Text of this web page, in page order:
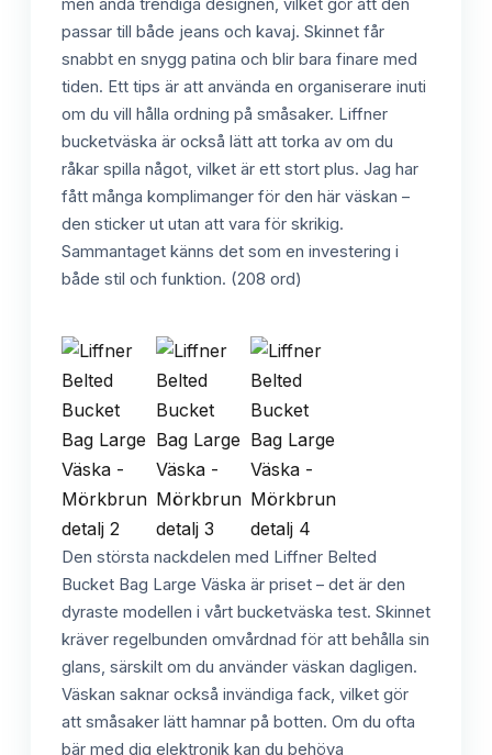
men ändå trendiga designen, vilket gör att den
passar till både jeans och kavaj. Skinnet får
snabbt en snygg patina och blir bara finare med
tiden. Ett tips är att använda en organiserare inuti
om du vill hålla ordning på småsaker. Liffner
bucketväska är också lätt att torka av om du
råkar spilla något, vilket är ett stort plus. Jag har
fått många komplimanger för den här väskan –
den sticker ut utan att vara för skrikig.
Sammantaget känns det som en investering i
både stil och funktion. (208 ord)
Den största nackdelen med Liffner Belted
Bucket Bag Large Väska är priset – det är den
dyraste modellen i vårt bucketväska test. Skinnet
kräver regelbunden omvårdnad för att behålla sin
glans, särskilt om du använder väskan dagligen.
Väskan saknar också invändiga fack, vilket gör
att småsaker lätt hamnar på botten. Om du ofta
bär med dig elektronik kan du behöva